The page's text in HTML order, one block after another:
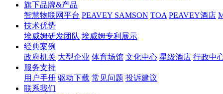
旗下品牌&产品
智慧物联网平台 PEAVEY SAMSON TOA PEAVEY酒店
技术优势
埃威姆研发团队 埃威姆专利展示
经典案例
政府机关 大型企业 体育场馆 文化中心 星级酒店 行政中
服务支持
用户手册 驱动下载 常见问题 投诉建议
联系我们